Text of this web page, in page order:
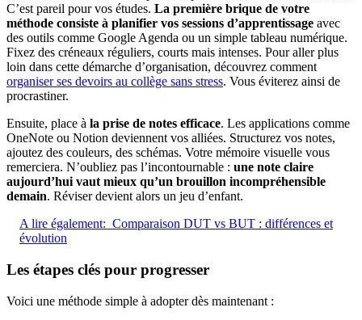
C’est pareil pour vos études. La première brique de votre
méthode consiste à planifier vos sessions d’apprentissage avec
des outils comme Google Agenda ou un simple tableau numérique.
Fixez des créneaux réguliers, courts mais intenses. Pour aller plus
loin dans cette démarche d’organisation, découvrez comment
organiser ses devoirs au collège sans stress. Vous éviterez ainsi de
procrastiner.
Ensuite, place à la prise de notes efficace. Les applications comme
OneNote ou Notion deviennent vos alliées. Structurez vos notes,
ajoutez des couleurs, des schémas. Votre mémoire visuelle vous
remerciera. N’oubliez pas l’incontournable : une note claire
aujourd’hui vaut mieux qu’un brouillon incompréhensible
demain. Réviser devient alors un jeu d’enfant.
A lire également: Comparaison DUT vs BUT : différences et
évolution
Les étapes clés pour progresser
Voici une méthode simple à adopter dès maintenant :